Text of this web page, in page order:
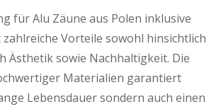
für Alu Zäune aus Polen inklusive
Vorteile sowohl hinsichtlich
Ästhetik sowie Nachhaltigkeit. Die
Materialien garantiert
Lebensdauer sondern auch einen